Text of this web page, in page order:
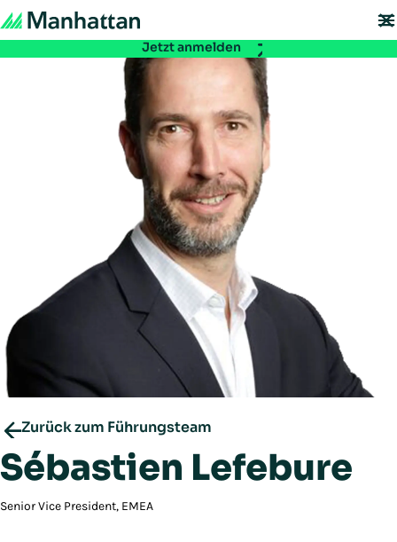
Jetzt anmelden
Zurück zum Führungsteam
Sébastien Lefebure
Senior Vice President, EMEA